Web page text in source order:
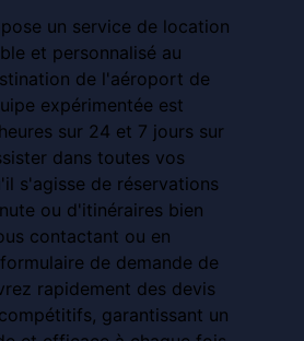
un service de location
et personnalisé au
de l'aéroport de
expérimentée est
sur 24 et 7 jours sur
dans toutes vos
s'agisse de réservations
ou d'itinéraires bien
contactant ou en
de demande de
rapidement des devis
garantissant un